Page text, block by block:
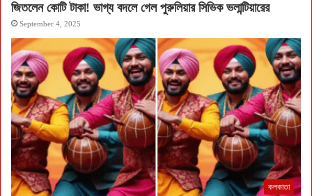
জিতলেন কোটি টাকা! ভাগ্য বদলে গেল পুরুলিয়ার সিভিক ভলান্টিয়ারের
September 4, 2025
কলকাতা